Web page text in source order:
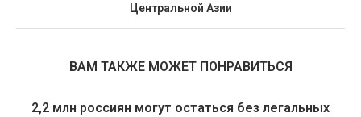
Центральной Азии
ВАМ ТАКЖЕ МОЖЕТ ПОНРАВИТЬСЯ
2,2 млн россиян могут остаться без легальных